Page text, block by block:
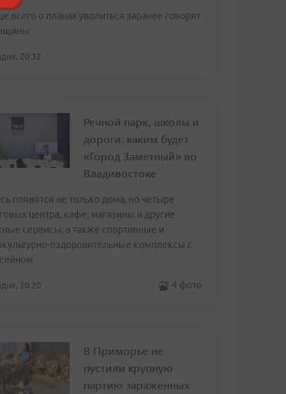
всего о планах уволиться заранее говорят
20:32
Речной парк, школы и
дороги: каким будет
«Город Заметный» во
Владивостоке
появятся не только дома, но четыре
центра, кафе, магазины и другие
сервисы, а также спортивные и
оздоровительные комплексы с
20:20 4 фото
В Приморье не
пустили крупную
партию зараженных